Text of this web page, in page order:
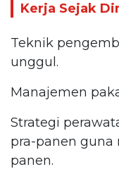
Kerja Sejak
Teknik
unggul.
Manajemen
Strategi
pra-panen guna
panen.